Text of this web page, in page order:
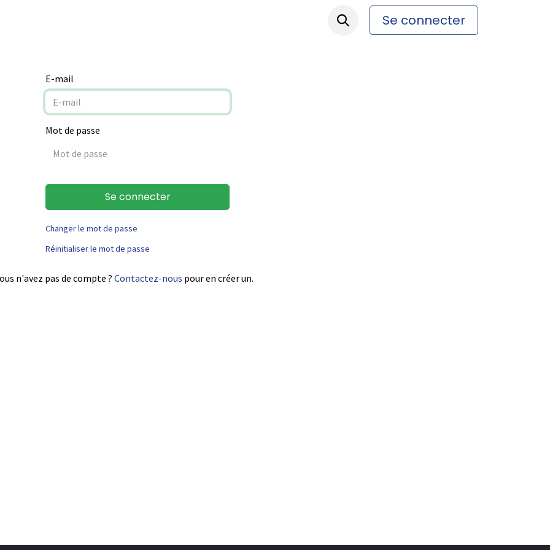
Se connecter
E-mail
Mot de passe
Se connecter
Changer le mot de passe
Réinitialiser le mot de passe
n'avez pas de compte ? Contactez-nous pour en créer un.